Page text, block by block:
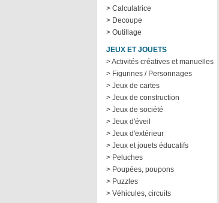
> Calculatrice
> Decoupe
> Outillage
JEUX ET JOUETS
> Activités créatives et manuelles
> Figurines / Personnages
> Jeux de cartes
> Jeux de construction
> Jeux de société
> Jeux d'éveil
> Jeux d'extérieur
> Jeux et jouets éducatifs
> Peluches
> Poupées, poupons
> Puzzles
> Véhicules, circuits